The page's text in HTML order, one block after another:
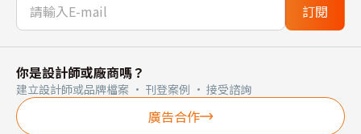
訂閱
你是設計師或廠商嗎？
建立設計師或品牌檔案 · 刊登案例 · 接受諮詢
廣告合作